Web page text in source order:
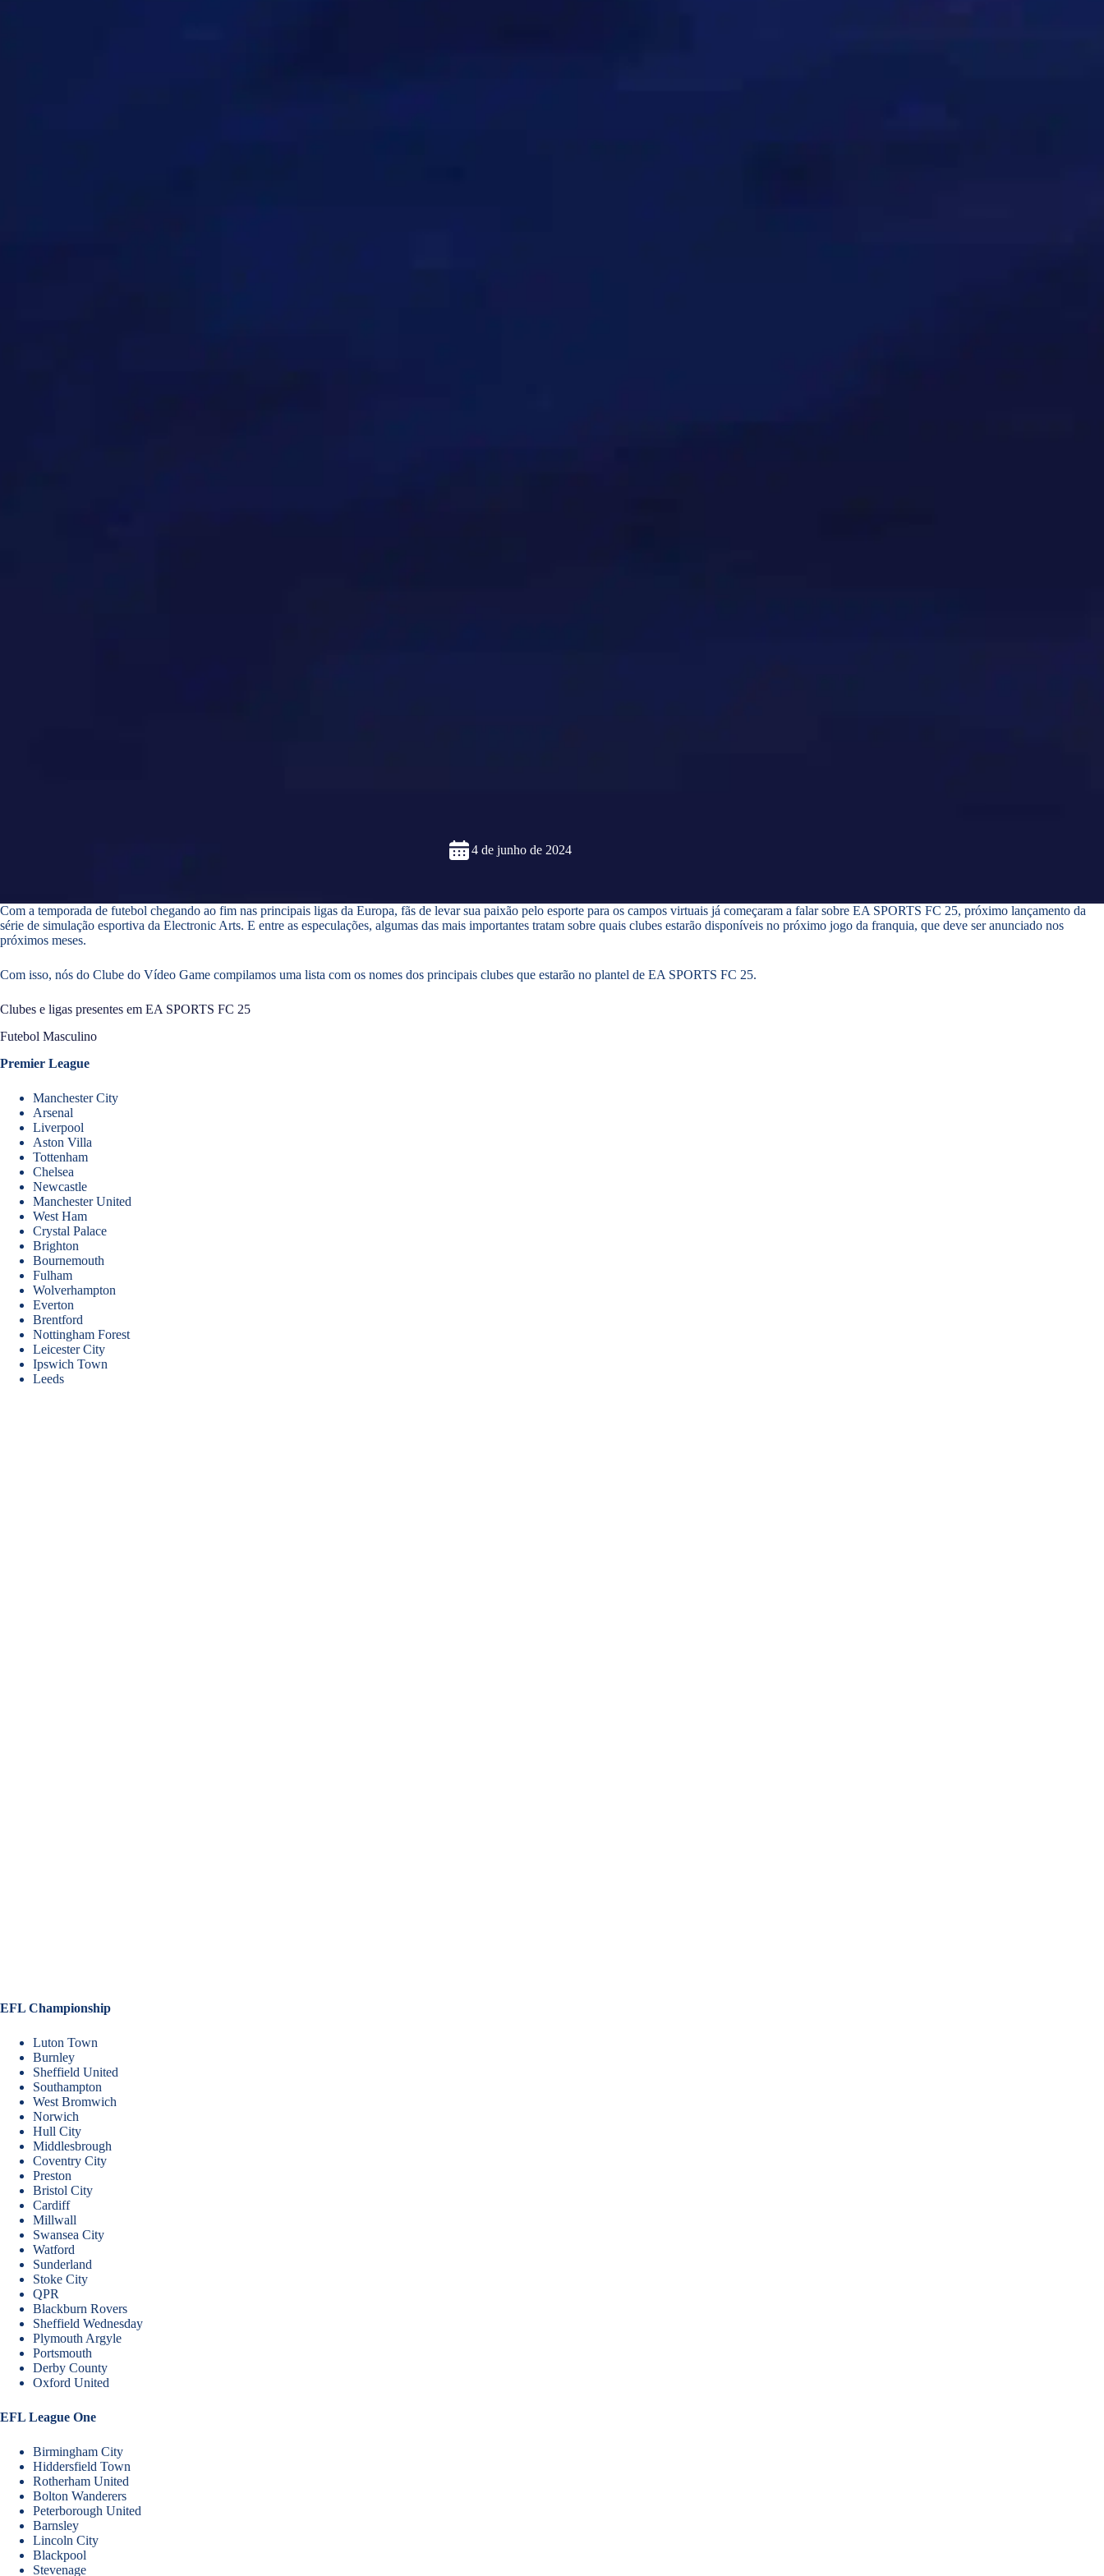
4 de junho de 2024
Com a temporada de futebol chegando ao fim nas principais ligas da Europa, fãs de levar sua paixão pelo esporte para os campos virtuais já começaram a falar sobre EA SPORTS FC 25, próximo lançamento da
série de simulação esportiva da Electronic Arts. E entre as especulações, algumas das mais importantes tratam sobre quais clubes estarão disponíveis no próximo jogo da franquia, que deve ser anunciado nos
próximos meses.
Com isso, nós do Clube do Vídeo Game compilamos uma lista com os nomes dos principais clubes que estarão no plantel de EA SPORTS FC 25.
Clubes e ligas presentes em EA SPORTS FC 25
Futebol Masculino
Premier League
Manchester City
Arsenal
Liverpool
Aston Villa
Tottenham
Chelsea
Newcastle
Manchester United
West Ham
Crystal Palace
Brighton
Bournemouth
Fulham
Wolverhampton
Everton
Brentford
Nottingham Forest
Leicester City
Ipswich Town
Leeds
EFL Championship
Luton Town
Burnley
Sheffield United
Southampton
West Bromwich
Norwich
Hull City
Middlesbrough
Coventry City
Preston
Bristol City
Cardiff
Millwall
Swansea City
Watford
Sunderland
Stoke City
QPR
Blackburn Rovers
Sheffield Wednesday
Plymouth Argyle
Portsmouth
Derby County
Oxford United
EFL League One
Birmingham City
Hiddersfield Town
Rotherham United
Bolton Wanderers
Peterborough United
Barnsley
Lincoln City
Blackpool
Stevenage